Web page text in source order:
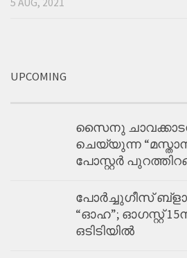
UPCOMING
സൈനു
ചെയ്യുന്ന
പോസ്റ്റർ
പോർച്ചുഗീസ്
“ഓഹ”; ഓഗസ്റ്റ്
ഒടിടിയിൽ